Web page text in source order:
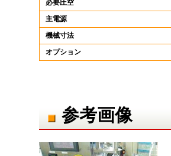
必要圧空
主電源
機械寸法
オプション
参考画像